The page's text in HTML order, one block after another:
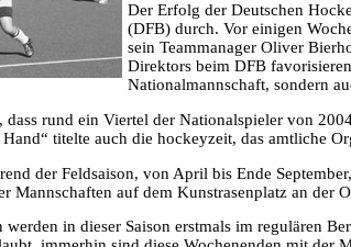
Der Erfolg der Deutschen
(DFB) durch. Vor einigen
sein Teammanager Oliver
Direktors beim DFB
Nationalmannschaft, sondern
dass rund ein Viertel der Nationalspieler von
titelte auch die hockeyzeit, das amtliche
der Feldsaison, von April bis Ende
auf dem Kunstrasenplatz an der
in dieser Saison erstmals im regulären